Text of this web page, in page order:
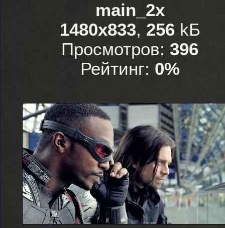
main_2x
1480x833, 256kБ
Просмотров: 396
Рейтинг: 0%